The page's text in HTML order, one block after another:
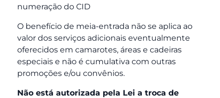
numeração do CID
O benefício de meia-entrada não se aplica ao
valor dos serviços adicionais eventualmente
oferecidos em camarotes, áreas e cadeiras
especiais e não é cumulativa com outras
promoções e/ou convênios.
Não está autorizada pela Lei a troca de